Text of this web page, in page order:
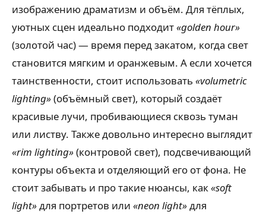
изображению драматизм и объём. Для тёплых,
уютных сцен идеально подходит«golden hour»
(золотой час) — время перед закатом, когда свет
становится мягким и оранжевым. А если хочется
таинственности, стоит использовать «volumetric
lighting»(объёмный свет), который создаёт
красивые лучи, пробивающиеся сквозь туман
или листву. Также довольно интересно выглядит
«rim lighting»(контровой свет), подсвечивающий
контуры объекта и отделяющий его от фона. Не
стоит забывать и про такие нюансы, как«soft
light»для портретов или «neon light»для